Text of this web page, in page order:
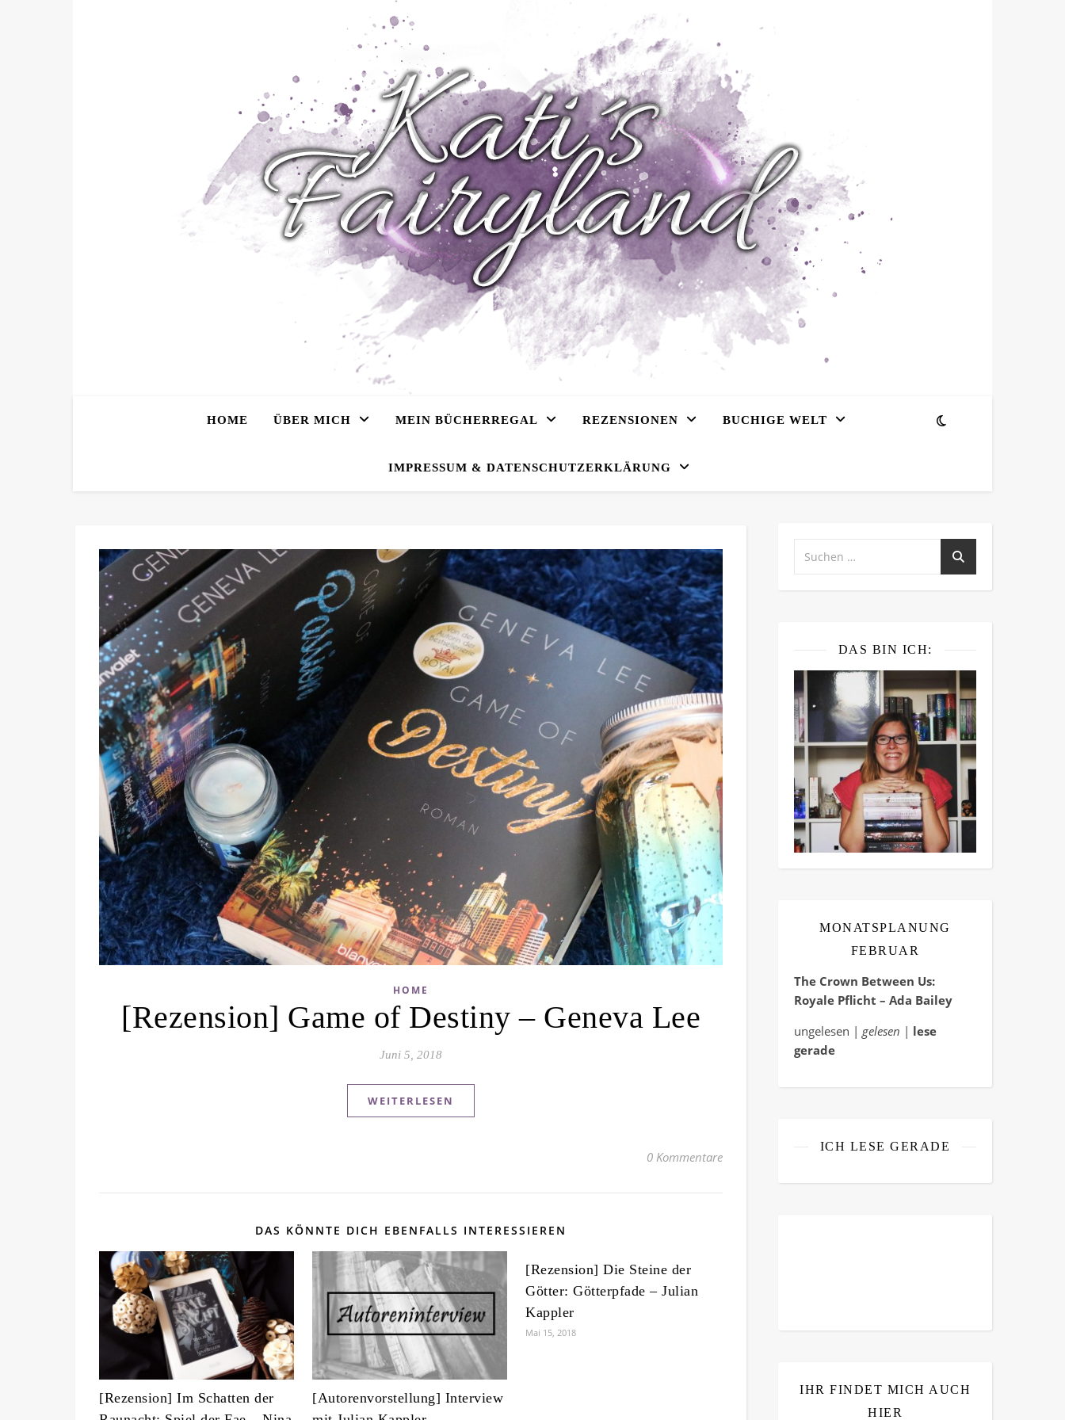
HOME ÜBER MICH MEIN BÜCHERREGAL REZENSIONEN BUCHIGE WELT
IMPRESSUM & DATENSCHUTZERKLÄRUNG
HOME
[Rezension] Game of Destiny – Geneva Lee
Juni 5, 2018
WEITERLESEN
0 Kommentare
DAS KÖNNTE DICH EBENFALLS INTERESSIEREN
[Rezension] Im Schatten der
[Autorenvorstellung] Interview
[Rezension] Die Steine der
Götter: Götterpfade – Julian
Kappler
Mai 15, 2018
DAS BIN ICH:
MONATSPLANUNG
FEBRUAR
The Crown Between Us:
Royale Pflicht – Ada Bailey
ungelesen | gelesen | lese
gerade
ICH LESE GERADE
IHR FINDET MICH AUCH
HIER